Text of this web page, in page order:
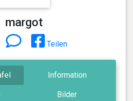
margot
Teilen
Information
Bilder